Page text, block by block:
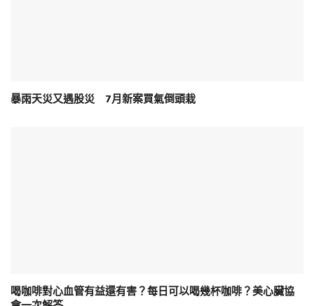
暴雨天災又遇股災 7月新案買氣倒頭栽
喝咖啡對心血管有益還有害？每日可以喝幾杯咖啡？美心臟協